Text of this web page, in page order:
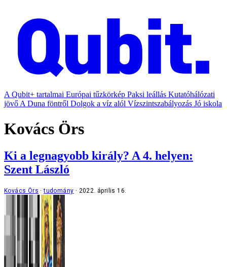
A Qubit+ tartalmai Európai tűzkörkép Paksi leállás Kutatóhálózati
jövő A Duna föntről Dolgok a víz alól Vízszintszabályozás Jó iskola
Kovács Örs
Ki a legnagyobb király? A 4. helyen:
Szent László
Kovács Örs tudomány 2022. április 16.